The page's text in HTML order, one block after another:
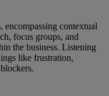
, encompassing contextual
focus groups, and
the business. Listening
like frustration,